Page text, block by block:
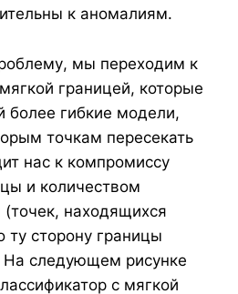
к аномалиям.
мы переходим к
границей, которые
более гибкие модели,
точкам пересекать
нас к компромиссу
и количеством
находящихся
ту сторону границы
На следующем рисунке
с мягкой